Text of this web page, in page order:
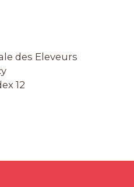
des Eleveurs
12